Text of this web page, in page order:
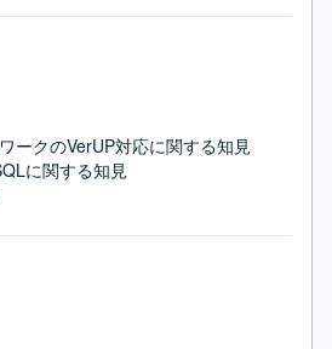
ークのVerUP対応に関する知見
に関する知見